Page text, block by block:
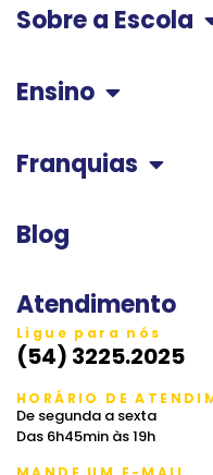
Sobre a Escola
Ensino
Franquias
Blog
Atendimento
Ligue para nós
(54) 3225.2025
HORÁRIO DE
De segunda a sexta
Das 6h45min às 19h